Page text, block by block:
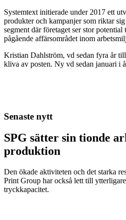
Systemtext initierade under 2017 ett
produkter och kampanjer som riktar
segment där företaget ser stor potential
pågående affärsområdet inom
Kristian Dahlström, vd sedan fyra år
kliva av posten. Ny vd sedan januari i
Senaste nytt
SPG sätter sin tionde
produktion
Den ökade aktiviteten och det starka
Print Group har också lett till
tryckkapacitet.